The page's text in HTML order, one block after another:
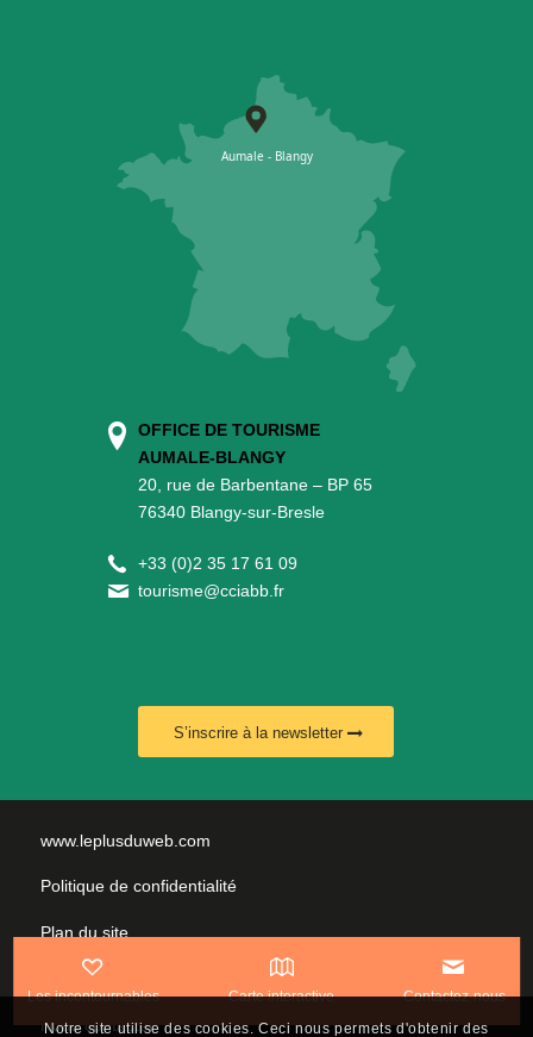
Les incontournables Carte interactive Contactez-nous
OFFICE DE TOURISME
AUMALE-BLANGY
20, rue de Barbentane – BP 65
76340 Blangy-sur-Bresle
+33 (0)2 35 17 61 09
tourisme@cciabb.fr
S’inscrire à la newsletter
www.leplusduweb.com
Politique de confidentialité
Plan du site
Mentions légales
Nous contacter
Notre site utilise des cookies. Ceci nous permets d'obtenir des